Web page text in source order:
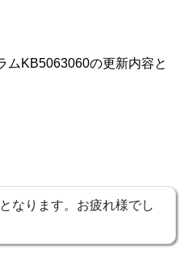
ムKB5063060の更新内容と
なります。お疲れ様でし